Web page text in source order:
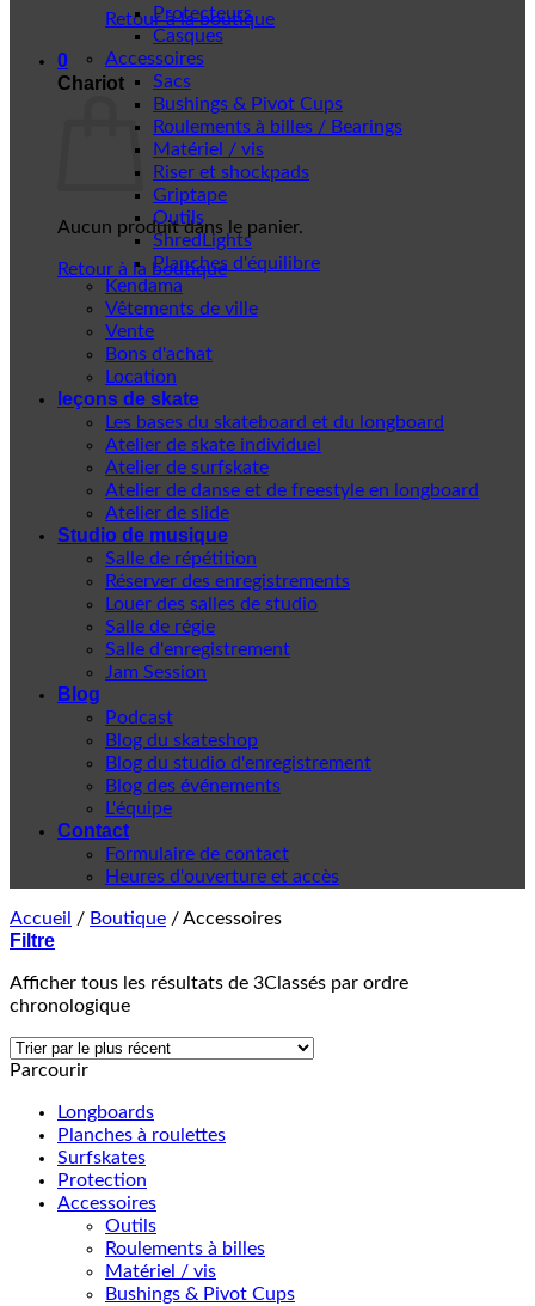
Retour à la boutique
0
Chariot
Aucun produit dans le panier.
Retour à la boutique
Protecteurs
Casques
Accessoires
Sacs
Bushings & Pivot Cups
Roulements à billes / Bearings
Matériel / vis
Riser et shockpads
Griptape
Outils
ShredLights
Planches d'équilibre
Kendama
Vêtements de ville
Vente
Bons d'achat
Location
leçons de skate
Les bases du skateboard et du longboard
Atelier de skate individuel
Atelier de surfskate
Atelier de danse et de freestyle en longboard
Atelier de slide
Studio de musique
Salle de répétition
Réserver des enregistrements
Louer des salles de studio
Salle de régie
Salle d'enregistrement
Jam Session
Blog
Podcast
Blog du skateshop
Blog du studio d'enregistrement
Blog des événements
L'équipe
Contact
Formulaire de contact
Heures d'ouverture et accès
Accueil / Boutique /Accessoires
Filtre
Afficher tous les résultats de 3Classés par ordre
chronologique
Parcourir
Longboards
Planches à roulettes
Surfskates
Protection
Accessoires
Outils
Roulements à billes
Matériel / vis
Bushings & Pivot Cups